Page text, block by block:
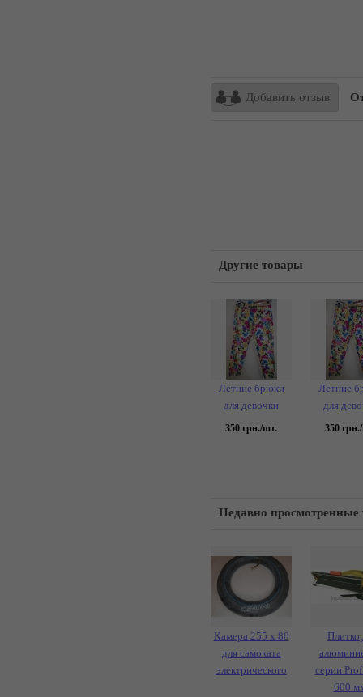
Добавить отзыв
Другие товары
Летние брюки
для девочки
350 грн./шт.
Летние
для
350
Недавно просмотренные
Камера 255 х 80
для самоката
электрического
серии
600